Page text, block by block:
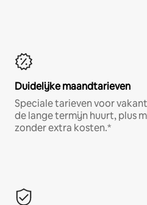
Duidelijke maandtarieven
Speciale tarieven voor
de lange termijn huurt, plus
zonder extra kosten.*